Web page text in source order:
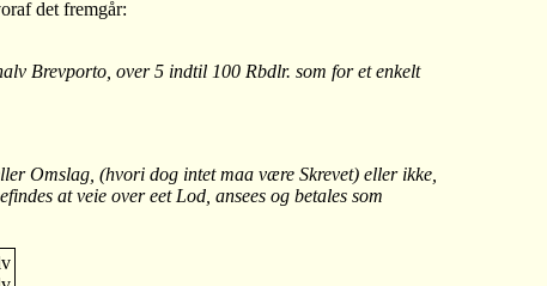
det fremgår:
Brevporto, over 5 indtil 100 Rbdlr. som for et enkelt
Omslag, (hvori dog intet maa være Skrevet) eller ikke,
at veie over eet Lod, ansees og betales som